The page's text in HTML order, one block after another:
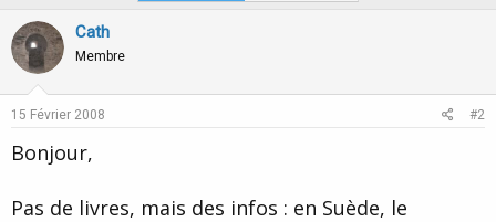
Cath
Membre
15 Février 2008 #2
Bonjour,
Pas de livres, mais des infos : en Suède, le